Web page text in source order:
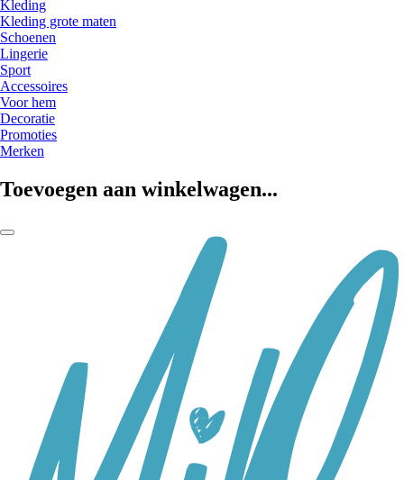
Kleding
Kleding grote maten
Schoenen
Lingerie
Sport
Accessoires
Voor hem
Decoratie
Promoties
Merken
Toevoegen aan winkelwagen...